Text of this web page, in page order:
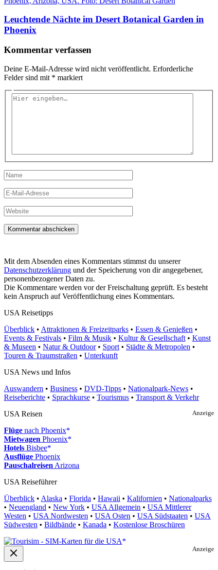
Leuchtende Nächte im Desert Botanical Garden in
Phoenix
Kommentar verfassen
Deine E-Mail-Adresse wird nicht veröffentlicht. Erforderliche
Felder sind mit * markiert
Hier
Name
E-
Mail-
Adresse
Website
Mit dem Absenden eines Kommentars stimmst du unserer
Datenschutzerklärung und der Speicherung von dir angegebener,
personenbezogener Daten zu.
Die Kommentare werden vor der Freischaltung geprüft. Es besteht
kein Anspruch auf Veröffentlichung eines Kommentars.
USA Reisetipps
Überblick • Attraktionen & Freizeitparks • Essen & Genießen •
Events & Festivals • Film & Musik • Kultur & Gesellschaft • Kunst
& Museen • Natur & Outdoor• Sport • Städte & Metropolen •
Touren & Traumstraßen • Unterkunft
USA News und Infos
Auswandern • Business • DVD-Tipps • Nationalpark-News •
Reiseberichte • Sprachkurse • Tourismus • Transport & Verkehr
Anzeige
USA Reisen
Flüge nach Phoenix
Mietwagen Phoenix
Hotels Bisbee
Ausflüge Phoenix
Pauschalreisen Arizona
USA Reiseführer
Überblick • Alaska • Florida • Hawaii • Kalifornien • Nationalparks
• Neuengland • New York • USA Allgemein • USA Mittlerer
Westen • USA Nordwesten • USA Osten • USA Südstaaten • USA
Südwesten • Bildbände • Kanada • Kostenlose Broschüren
Anzeige